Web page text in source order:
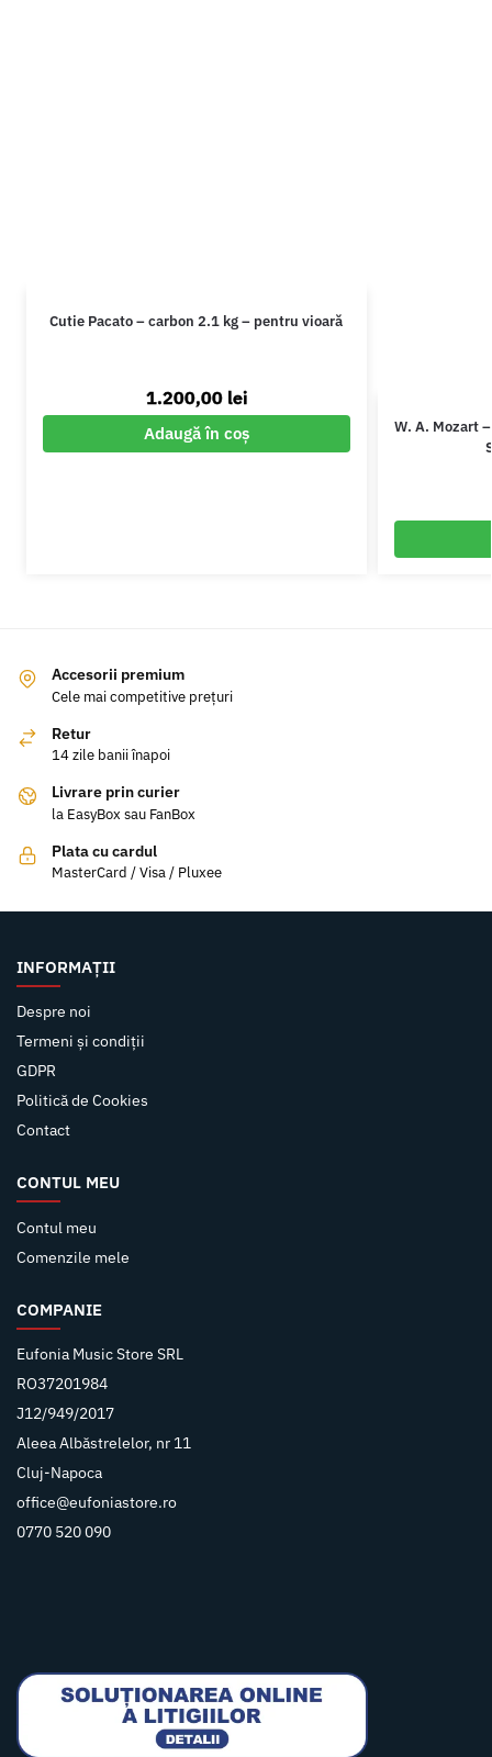
Cutie Pacato – carbon 2.1 kg – pentru vioară
1.200,00 lei
Adaugă în coș
W. A. Mozart
Accesorii premium
Cele mai competitive prețuri
Retur
14 zile banii înapoi
Livrare prin curier
la EasyBox sau FanBox
Plata cu cardul
MasterCard / Visa / Pluxee
INFORMAȚII
Despre noi
Termeni și condiții
GDPR
Politică de Cookies
Contact
CONTUL MEU
Contul meu
Comenzile mele
COMPANIE
Eufonia Music Store SRL
RO37201984
J12/949/2017
Aleea Albăstrelelor, nr 11
Cluj-Napoca
office@eufoniastore.ro
0770 520 090